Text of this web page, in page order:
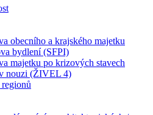
obecního a krajského majetku
bydlení (SFPI)
majetku po krizových stavech
nouzi (ŽIVEL 4)